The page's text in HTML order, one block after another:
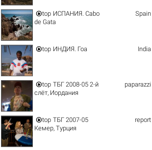
top ИСПАНИЯ. Cabo
de Gata
Spain
top ИНДИЯ. Гоа India
top ТБГ 2008-05 2-й
слёт, Иордания
paparazzi
top ТБГ 2007-05
Кемер, Турция
report